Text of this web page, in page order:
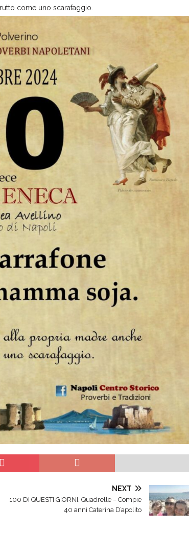
come uno scarafaggio.
NEXT
100 DI QUESTI GIORNI. Quadrelle – Compie
40 anni Caterina D’apolito